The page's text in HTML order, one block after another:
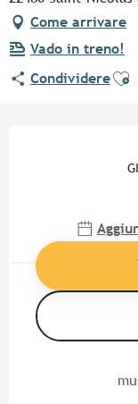
Come arrivare
Vado in treno!
Condividere